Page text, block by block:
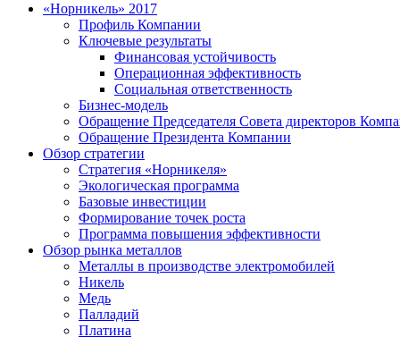
«Норникель» 2017
Профиль Компании
Ключевые результаты
Финансовая устойчивость
Операционная эффективность
Социальная ответственность
Бизнес-модель
Обращение Председателя Совета директоров
Обращение Президента Компании
Обзор стратегии
Стратегия «Норникеля»
Экологическая программа
Базовые инвестиции
Формирование точек роста
Программа повышения эффективности
Обзор рынка металлов
Металлы в производстве электромобилей
Никель
Медь
Палладий
Платина